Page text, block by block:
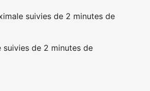
suivies de 2 minutes de
de 2 minutes de